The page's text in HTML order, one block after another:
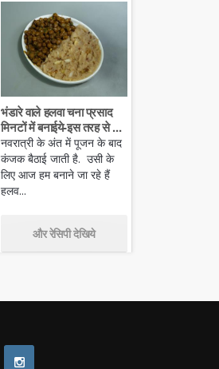
भंडारे वाले हलवा चना प्रसाद
मिनटों में बनाईये-इस तरह से ...
नवरात्री के अंत में पूजन के बाद
कंजक बैठाई जाती है. उसी के
लिए आज हम बनाने जा रहे हैं
हलव...
और रेसिपी देखिये